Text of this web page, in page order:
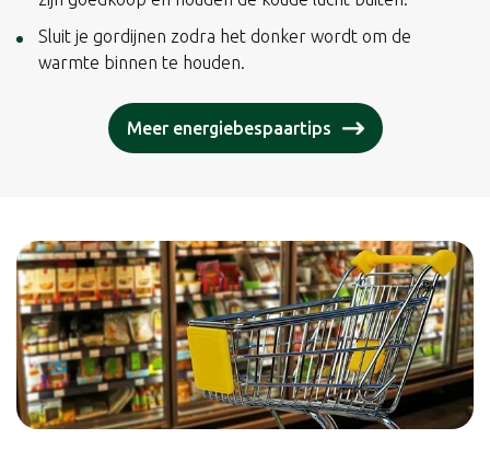
Sluit je gordijnen zodra het donker wordt om de
warmte binnen te houden.
Meer energiebespaartips